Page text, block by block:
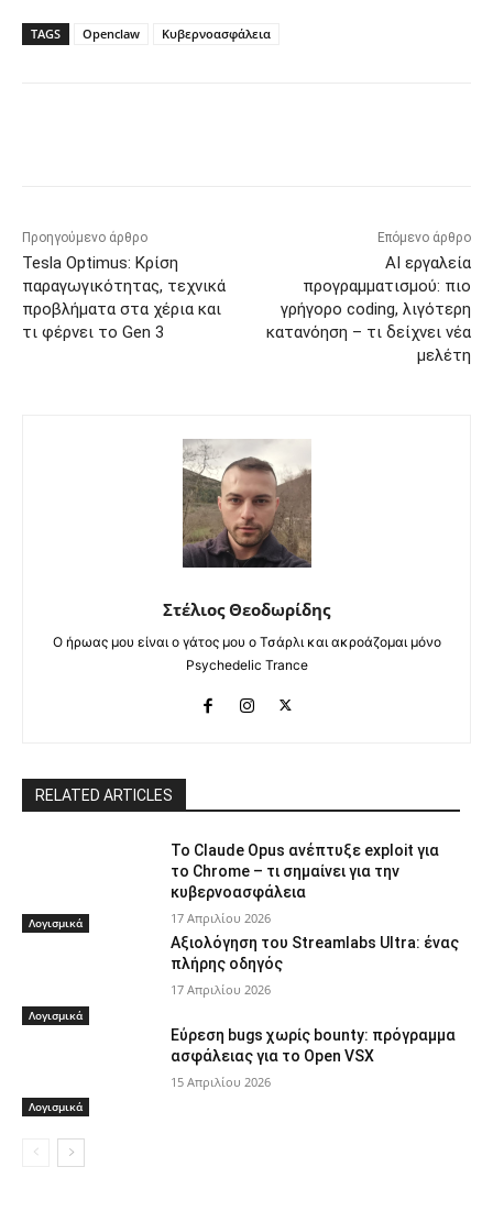
TAGS Openclaw Κυβερνοασφάλεια
Προηγούμενο άρθρο
Tesla Optimus: Κρίση
παραγωγικότητας, τεχνικά
προβλήματα στα χέρια και
τι φέρνει το Gen 3
Επόμενο άρθρο
AI εργαλεία
προγραμματισμού: πιο
γρήγορο coding, λιγότερη
κατανόηση – τι δείχνει νέα
μελέτη
Στέλιος Θεοδωρίδης
Ο ήρωας μου είναι ο γάτος μου ο Τσάρλι και ακροάζομαι μόνο
Psychedelic Trance
RELATED ARTICLES
Λογισμικά
Το Claude Opus ανέπτυξε exploit για
το Chrome – τι σημαίνει για την
κυβερνοασφάλεια
17 Απριλίου 2026
Λογισμικά
Αξιολόγηση του Streamlabs Ultra: ένας
πλήρης οδηγός
17 Απριλίου 2026
Λογισμικά
Εύρεση bugs χωρίς bounty: πρόγραμμα
ασφάλειας για το Open VSX
15 Απριλίου 2026